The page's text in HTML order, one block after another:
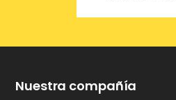
Nuestra compañía